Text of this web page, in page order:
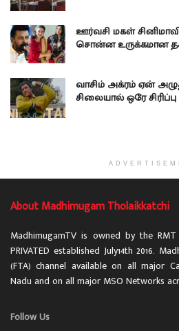
ஊர்வசி மகள்
சொன்ன உருக்கமான
வாசிம் அக்ரம் ஏன்
சிலையால் ஒரே சிரிப்பு
About Madhimugam Tholaikkatchi
MadhimugamTV is owned by the RMT
PRIVATED established July14th 2016.
(FTA) channel available on all major
Nadu and on all major MSO Networks
Follow Us